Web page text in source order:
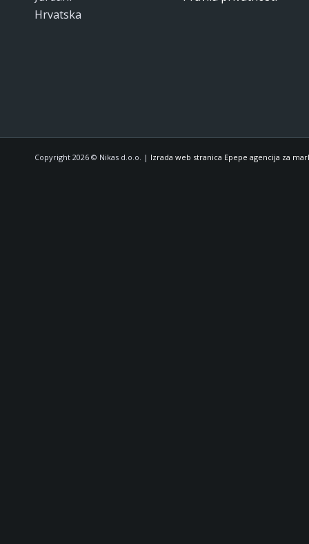
Hrvatska
Copyright 2026 © Nikas d.o.o. | Izrada web stranica Epepe agencija za